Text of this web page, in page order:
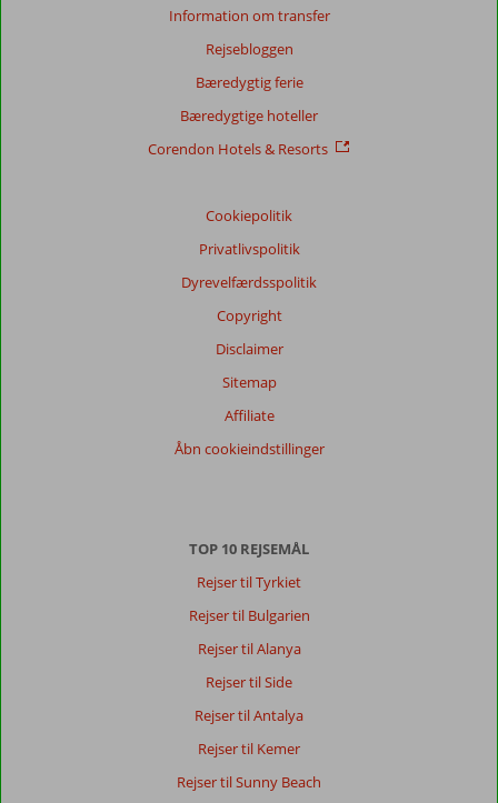
Information om transfer
Rejsebloggen
Bæredygtig ferie
Bæredygtige hoteller
Corendon Hotels & Resorts
Cookiepolitik
Privatlivspolitik
Dyrevelfærdsspolitik
Copyright
Disclaimer
Sitemap
Affiliate
Åbn cookieindstillinger
TOP 10 REJSEMÅL
Rejser til Tyrkiet
Rejser til Bulgarien
Rejser til Alanya
Rejser til Side
Rejser til Antalya
Rejser til Kemer
Rejser til Sunny Beach